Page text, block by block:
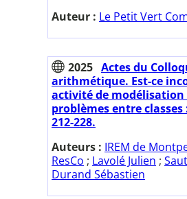
Auteur : Le Petit Vert
2025 Actes du
arithmétique. Est-ce
activité de
problèmes entre classes
212-228.
Auteurs : IREM de
ResCo ; Lavolé Julien ;
Durand Sébastien